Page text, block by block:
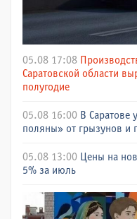
05.08 17:08
Саратовской области
полугодие
05.08 16:00 В Саратове
поляны» от грызунов и
05.08 13:00
Цены на
5% за июль